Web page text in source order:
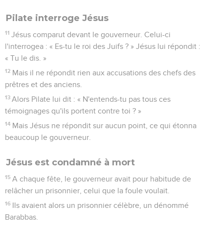
Pilate interroge Jésus
11 Jésus comparut devant le gouverneur. Celui-ci
l'interrogea : « Es-tu le roi des Juifs ? » Jésus lui répondit :
« Tu le dis. »
12 Mais il ne répondit rien aux accusations des chefs des
prêtres et des anciens.
13 Alors Pilate lui dit : « N'entends-tu pas tous ces
témoignages qu'ils portent contre toi ? »
14 Mais Jésus ne répondit sur aucun point, ce qui étonna
beaucoup le gouverneur.
Jésus est condamné à mort
15 A chaque fête, le gouverneur avait pour habitude de
relâcher un prisonnier, celui que la foule voulait.
16 Ils avaient alors un prisonnier célèbre, un dénommé
Barabbas.